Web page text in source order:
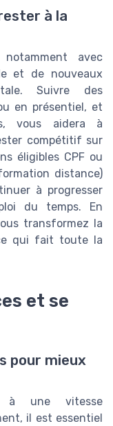
à la
avec
et de nouveaux
Suivre des
en présentiel, et
vous aidera à
compétitif sur
éligibles CPF ou
distance)
à progresser
du temps. En
transformez la
qui fait toute la
et se
pour mieux
à une vitesse
il est essentiel